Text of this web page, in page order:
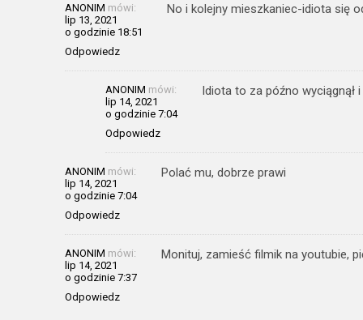
ANONIM mówi:
lip 13, 2021
o godzinie 18:51
Odpowiedz
No i kolejny mieszkaniec-idiota się
ANONIM mówi:
lip 14, 2021
o godzinie 7:04
Odpowiedz
Idiota to za późno wyciągnął
ANONIM mówi:
lip 14, 2021
o godzinie 7:04
Odpowiedz
Polać mu, dobrze prawi
ANONIM mówi:
lip 14, 2021
o godzinie 7:37
Odpowiedz
Monituj, zamieść filmik na youtubie,